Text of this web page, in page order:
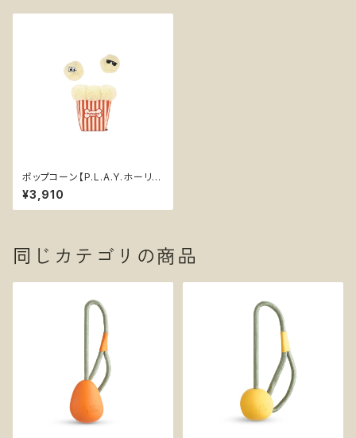
ポップコーン【P.L.A.Y.ホーリー
ウーフシリーズ】犬用おもちゃ ノ
ーズワーク
¥3,910
同じカテゴリの商品